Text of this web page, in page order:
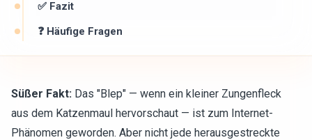
✅ Fazit
❓ Häufige Fragen
Süßer Fakt: Das "Blep" — wenn ein kleiner Zungenfleck
aus dem Katzenmaul hervorschaut — ist zum Internet-
Phänomen geworden. Aber nicht jede herausgestreckte